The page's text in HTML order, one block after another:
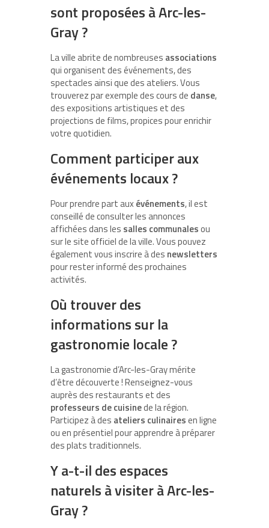
sont proposées à Arc-les-
Gray ?
La ville abrite de nombreuses associations
qui organisent des événements, des
spectacles ainsi que des ateliers. Vous
trouverez par exemple des cours de danse,
des expositions artistiques et des
projections de films, propices pour enrichir
votre quotidien.
Comment participer aux
événements locaux ?
Pour prendre part auxévénements, il est
conseillé de consulter les annonces
affichées dans les salles communalesou
sur le site officiel de la ville. Vous pouvez
également vous inscrire à des newsletters
pour rester informé des prochaines
activités.
Où trouver des
informations sur la
gastronomie locale ?
La gastronomie d’Arc-les-Gray mérite
d’être découverte ! Renseignez-vous
auprès des restaurants et des
professeurs de cuisinede la région.
Participez à des ateliers culinairesen ligne
ou en présentiel pour apprendre à préparer
des plats traditionnels.
Y a-t-il des espaces
naturels à visiter à Arc-les-
Gray ?